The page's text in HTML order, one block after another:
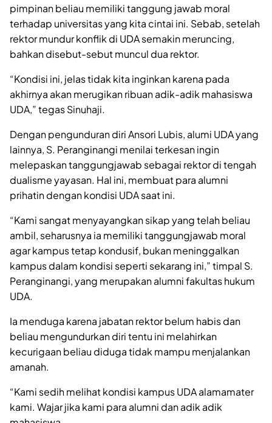
pimpinan beliau memiliki tanggung jawab moral
terhadap universitas yang kita cintai ini. Sebab, setelah
rektor mundur konflik di UDA semakin meruncing,
bahkan disebut-sebut muncul dua rektor.
“Kondisi ini, jelas tidak kita inginkan karena pada
akhirnya akan merugikan ribuan adik-adik mahasiswa
UDA,” tegas Sinuhaji.
Dengan pengunduran diri Ansori Lubis, alumi UDA yang
lainnya, S. Peranginangi menilai terkesan ingin
melepaskan tanggungjawab sebagai rektor di tengah
dualisme yayasan. Hal ini, membuat para alumni
prihatin dengan kondisi UDA saat ini.
“Kami sangat menyayangkan sikap yang telah beliau
ambil, seharusnya ia memiliki tanggungjawab moral
agar kampus tetap kondusif, bukan meninggalkan
kampus dalam kondisi seperti sekarang ini,” timpal S.
Peranginangi, yang merupakan alumni fakultas hukum
UDA.
Ia menduga karena jabatan rektor belum habis dan
beliau mengundurkan diri tentu ini melahirkan
kecurigaan beliau diduga tidak mampu menjalankan
amanah.
“Kami sedih melihat kondisi kampus UDA alamamater
kami. Wajar jika kami para alumni dan adik adik